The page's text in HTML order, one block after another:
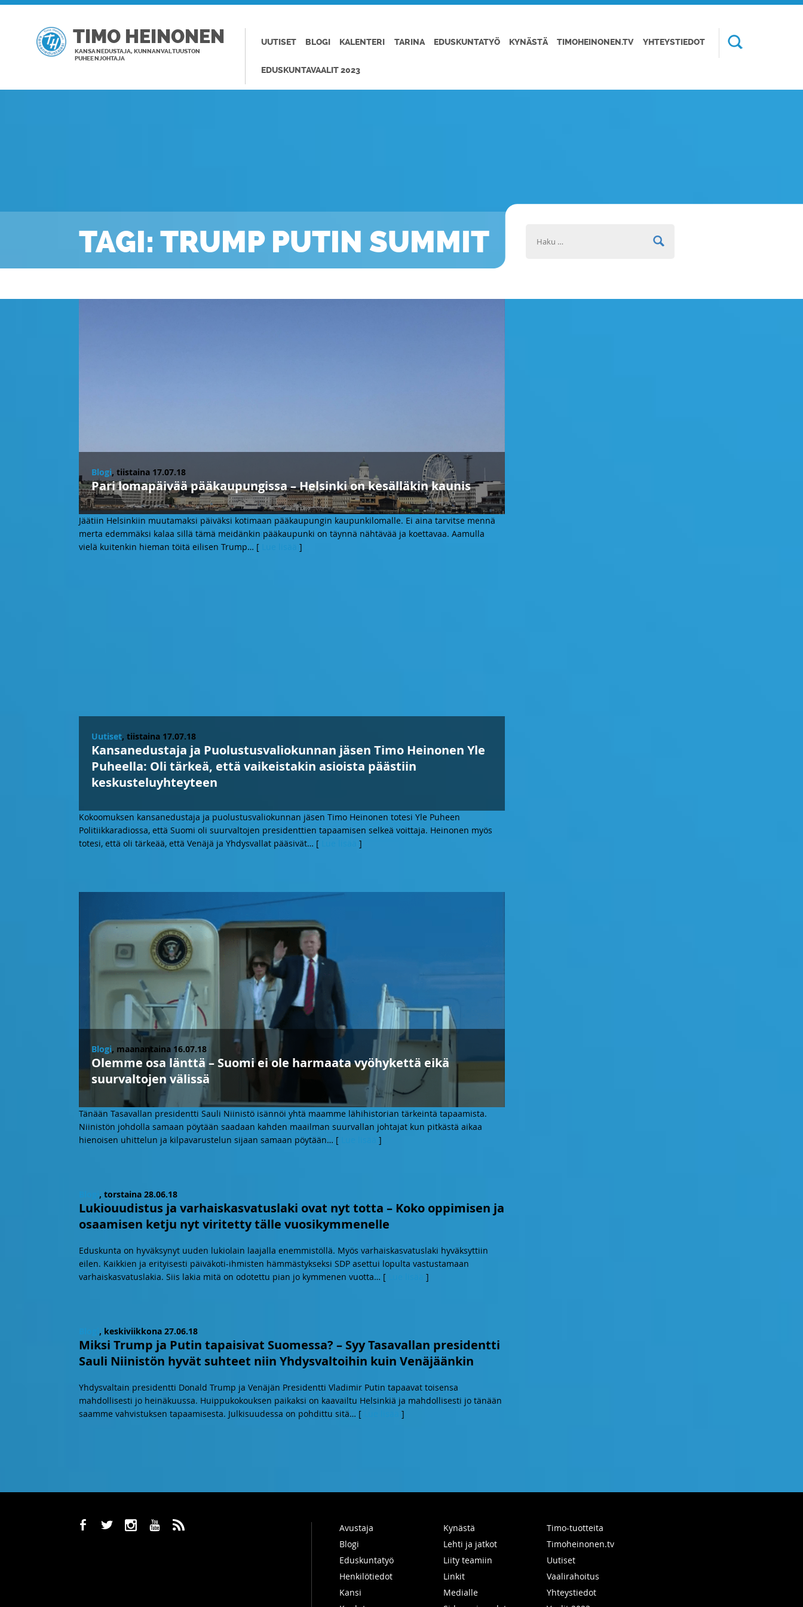
TIMO HEINONEN
KANSANEDUSTAJA, KUNNANVALTUUSTON
PUHEENJOHTAJA
UUTISET BLOGI KALENTERI TARINA EDUSKUNTATYÖ KYNÄSTÄ TIMOHEINONEN.TV YHTEYSTIEDOT
EDUSKUNTAVAALIT 2023
TAGI: TRUMP PUTIN SUMMIT
Blogi, tiistaina 17.07.18
Pari lomapäivää pääkaupungissa – Helsinki on kesälläkin kaunis
Jäätiin Helsinkiin muutamaksi päiväksi kotimaan pääkaupungin kaupunkilomalle. Ei aina tarvitse mennä
merta edemmäksi kalaa sillä tämä meidänkin pääkaupunki on täynnä nähtävää ja koettavaa. Aamulla
vielä kuitenkin hieman töitä eilisen Trump… [ ]
Uutiset, tiistaina 17.07.18
Kansanedustaja ja Puolustusvaliokunnan jäsen Timo Heinonen Yle
Puheella: Oli tärkeä, että vaikeistakin asioista päästiin
keskusteluyhteyteen
Kokoomuksen kansanedustaja ja puolustusvaliokunnan jäsen Timo Heinonen totesi Yle Puheen
Politiikkaradiossa, että Suomi oli suurvaltojen presidenttien tapaamisen selkeä voittaja. Heinonen myös
totesi, että oli tärkeää, että Venäjä ja Yhdysvallat pääsivät… [ ]
Blogi, maanantaina 16.07.18
Olemme osa länttä – Suomi ei ole harmaata vyöhykettä eikä
suurvaltojen välissä
Tänään Tasavallan presidentti Sauli Niinistö isännöi yhtä maamme lähihistorian tärkeintä tapaamista.
Niinistön johdolla samaan pöytään saadaan kahden maailman suurvallan johtajat kun pitkästä aikaa
hienoisen uhittelun ja kilpavarustelun sijaan samaan pöytään… [ ]
, torstaina 28.06.18
Lukiouudistus ja varhaiskasvatuslaki ovat nyt totta – Koko oppimisen ja
osaamisen ketju nyt viritetty tälle vuosikymmenelle
Eduskunta on hyväksynyt uuden lukiolain laajalla enemmistöllä. Myös varhaiskasvatuslaki hyväksyttiin
eilen. Kaikkien ja erityisesti päiväkoti-ihmisten hämmästykseksi SDP asettui lopulta vastustamaan
varhaiskasvatuslakia. Siis lakia mitä on odotettu pian jo kymmenen vuotta… [ ]
, keskiviikkona 27.06.18
Miksi Trump ja Putin tapaisivat Suomessa? – Syy Tasavallan presidentti
Sauli Niinistön hyvät suhteet niin Yhdysvaltoihin kuin Venäjäänkin
Yhdysvaltain presidentti Donald Trump ja Venäjän Presidentti Vladimir Putin tapaavat toisensa
mahdollisesti jo heinäkuussa. Huippukokouksen paikaksi on kaavailtu Helsinkiä ja mahdollisesti jo tänään
saamme vahvistuksen tapaamisesta. Julkisuudessa on pohdittu sitä… [ ]
b a x r ,
Avustaja
Blogi
Eduskuntatyö
Henkilötiedot
Kansi
Kynästä
Lehti ja jatkot
Liity teamiin
Linkit
Medialle
Timo-tuotteita
Timoheinonen.tv
Uutiset
Vaalirahoitus
Yhteystiedot